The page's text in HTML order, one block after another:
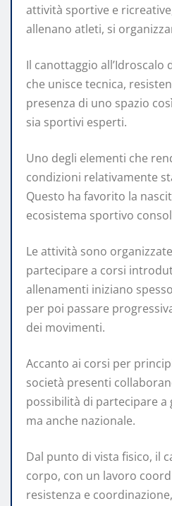
attività sportive e
allenano atleti, si
Il canottaggio
che unisce tecnica,
presenza di uno spazio
sia sportivi esperti.
Uno degli elementi che
condizioni relativamente
Questo ha favorito la
ecosistema sportivo
Le attività sono
partecipare a corsi
allenamenti iniziano
per poi passare
dei movimenti.
Accanto ai corsi per
società presenti
possibilità di partecipare a
ma anche nazionale.
Dal punto di vista fisico, il
corpo, con un lavoro
resistenza e